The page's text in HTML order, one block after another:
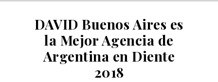
DAVID Buenos Aires es
la Mejor Agencia de
Argentina en Diente
2018